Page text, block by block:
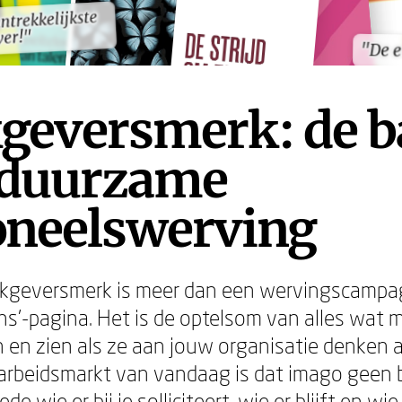
"De
"De
de
is meer dan een
pagina. Het is de optelsom van alles wat
en zien als ze aan jouw organisatie denken
van vandaag is dat imago geen